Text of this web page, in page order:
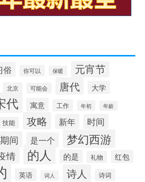
俗 你可以 保暖 元宵节
北京 可能会 唐代
大学
代 寓意 工作 年初 年龄
技能 攻略 新年 时间
间 是一个 梦幻西游
情 的人 的是 礼物 红包
英语 词人 诗人 诗词